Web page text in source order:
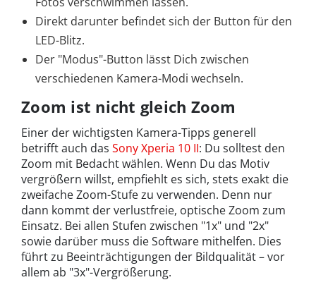
Direkt darunter befindet sich der Button für den
LED-Blitz.
Der "Modus"-Button lässt Dich zwischen
verschiedenen Kamera-Modi wechseln.
Zoom ist nicht gleich Zoom
Einer der wichtigsten Kamera-Tipps generell
betrifft auch das Sony Xperia 10 II: Du solltest den
Zoom mit Bedacht wählen. Wenn Du das Motiv
vergrößern willst, empfiehlt es sich, stets exakt die
zweifache Zoom-Stufe zu verwenden. Denn nur
dann kommt der verlustfreie, optische Zoom zum
Einsatz. Bei allen Stufen zwischen "1x" und "2x"
sowie darüber muss die Software mithelfen. Dies
führt zu Beeinträchtigungen der Bildqualität – vor
allem ab "3x"-Vergrößerung.